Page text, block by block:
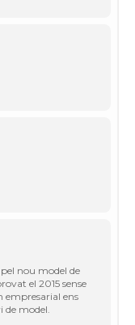
nou model de
el 2015 sense
empresarial ens
model.